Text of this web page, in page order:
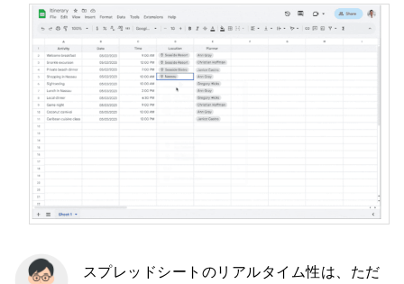
スプレッドシートのリアルタイム性は、ただ